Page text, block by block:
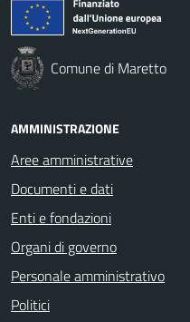
Comune di Maretto
AMMINISTRAZIONE
Aree amministrative
Documenti e dati
Enti e fondazioni
Organi di governo
Personale amministrativo
Politici